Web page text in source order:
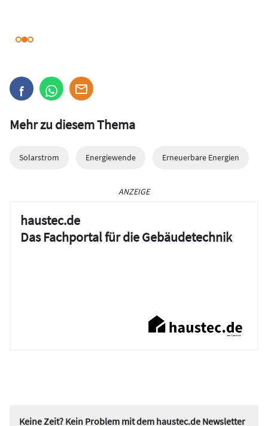
Mehr zu diesem Thema
Solarstrom Energiewende Erneuerbare Energien
ANZEIGE
haustec.de
Das Fachportal für die Gebäudetechnik
Keine Zeit? Kein Problem mit dem haustec.de Newsletter